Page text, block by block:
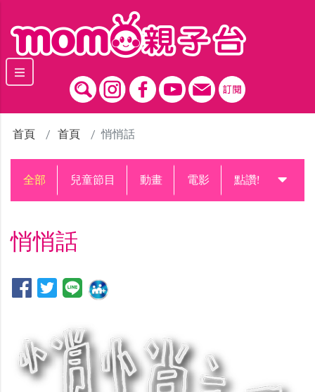
首頁 首頁 悄悄話
全部 兒童節目 動畫 電影 點讚!升級中
悄悄話